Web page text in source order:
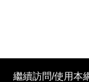
繼續訪問/使用本